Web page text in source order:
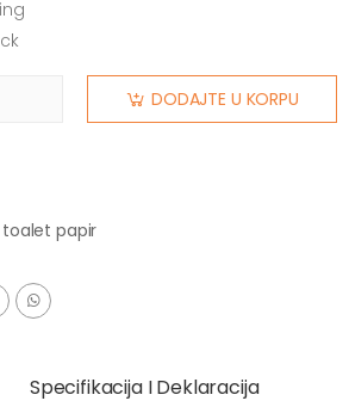
DODAJTE U KORPU
toalet papir
Specifikacija I Deklaracija